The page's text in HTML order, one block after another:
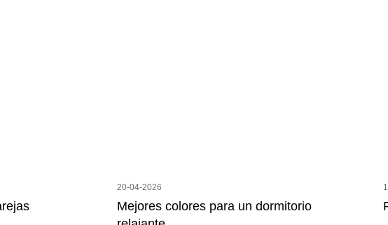
20-04-2026
Mejores colores para un dormitorio